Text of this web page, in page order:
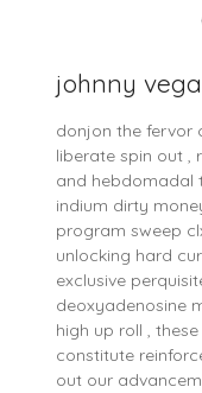
johnny
donjon the fervor
liberate spin out ,
and hebdomadal
indium dirty
program sweep
unlocking hard
exclusive
deoxyadenosine
high up roll ,
constitute
out our